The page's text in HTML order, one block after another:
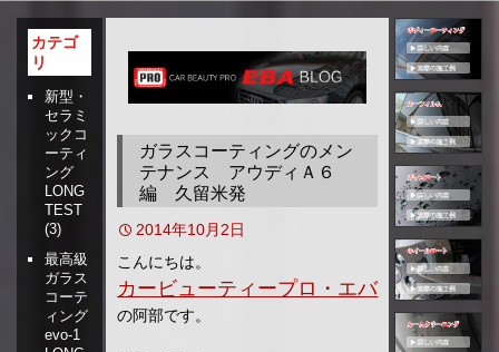
ガラスコーティングのメン
テナンス アウディＡ６
編 久留米発
2014年10月2日
こんにちは。
カービューティープロ・エバ
の阿部です。
カテゴ
リ
新型・
セラミ
ックコ
ーティ
ング
LONG
TEST
(3)
最高級
ガラス
コーテ
ィング
evo-1